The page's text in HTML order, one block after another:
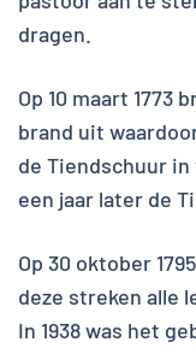
dragen.
Op 10 maart 1773
brand uit
de Tiendschuur in
een jaar later de
Op 30 oktober
deze streken alle
In 1938 was het